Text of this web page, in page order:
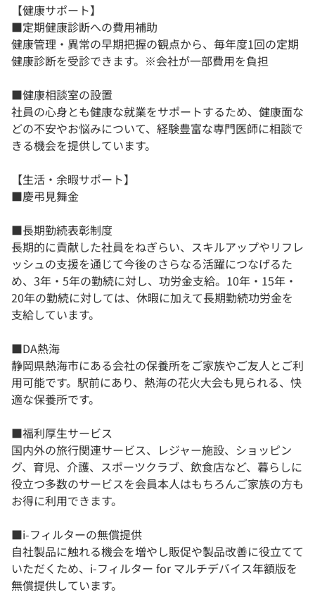
【健康サポート】
■定期健康診断への費用補助
健康管理・異常の早期把握の観点から、毎年度1回の定期
健康診断を受診できます。※会社が一部費用を負担
■健康相談室の設置
社員の心身とも健康な就業をサポートするため、健康面な
どの不安やお悩みについて、経験豊富な専門医師に相談で
きる機会を提供しています。
【生活・余暇サポート】
■慶弔見舞金
■長期勤続表彰制度
長期的に貢献した社員をねぎらい、スキルアップやリフレ
ッシュの支援を通じて今後のさらなる活躍につなげるた
め、3年・5年の勤続に対し、功労金支給。10年・15年・
20年の勤続に対しては、休暇に加えて長期勤続功労金を
支給しています。
■DA熱海
静岡県熱海市にある会社の保養所をご家族やご友人とご利
用可能です。駅前にあり、熱海の花火大会も見られる、快
適な保養所です。
■福利厚生サービス
国内外の旅行関連サービス、レジャー施設、ショッピン
グ、育児、介護、スポーツクラブ、飲食店など、暮らしに
役立つ多数のサービスを会員本人はもちろんご家族の方も
お得に利用できます。
■i-フィルターの無償提供
自社製品に触れる機会を増やし販促や製品改善に役立てて
いただくため、i-フィルター for マルチデバイス年額版を
無償提供しています。